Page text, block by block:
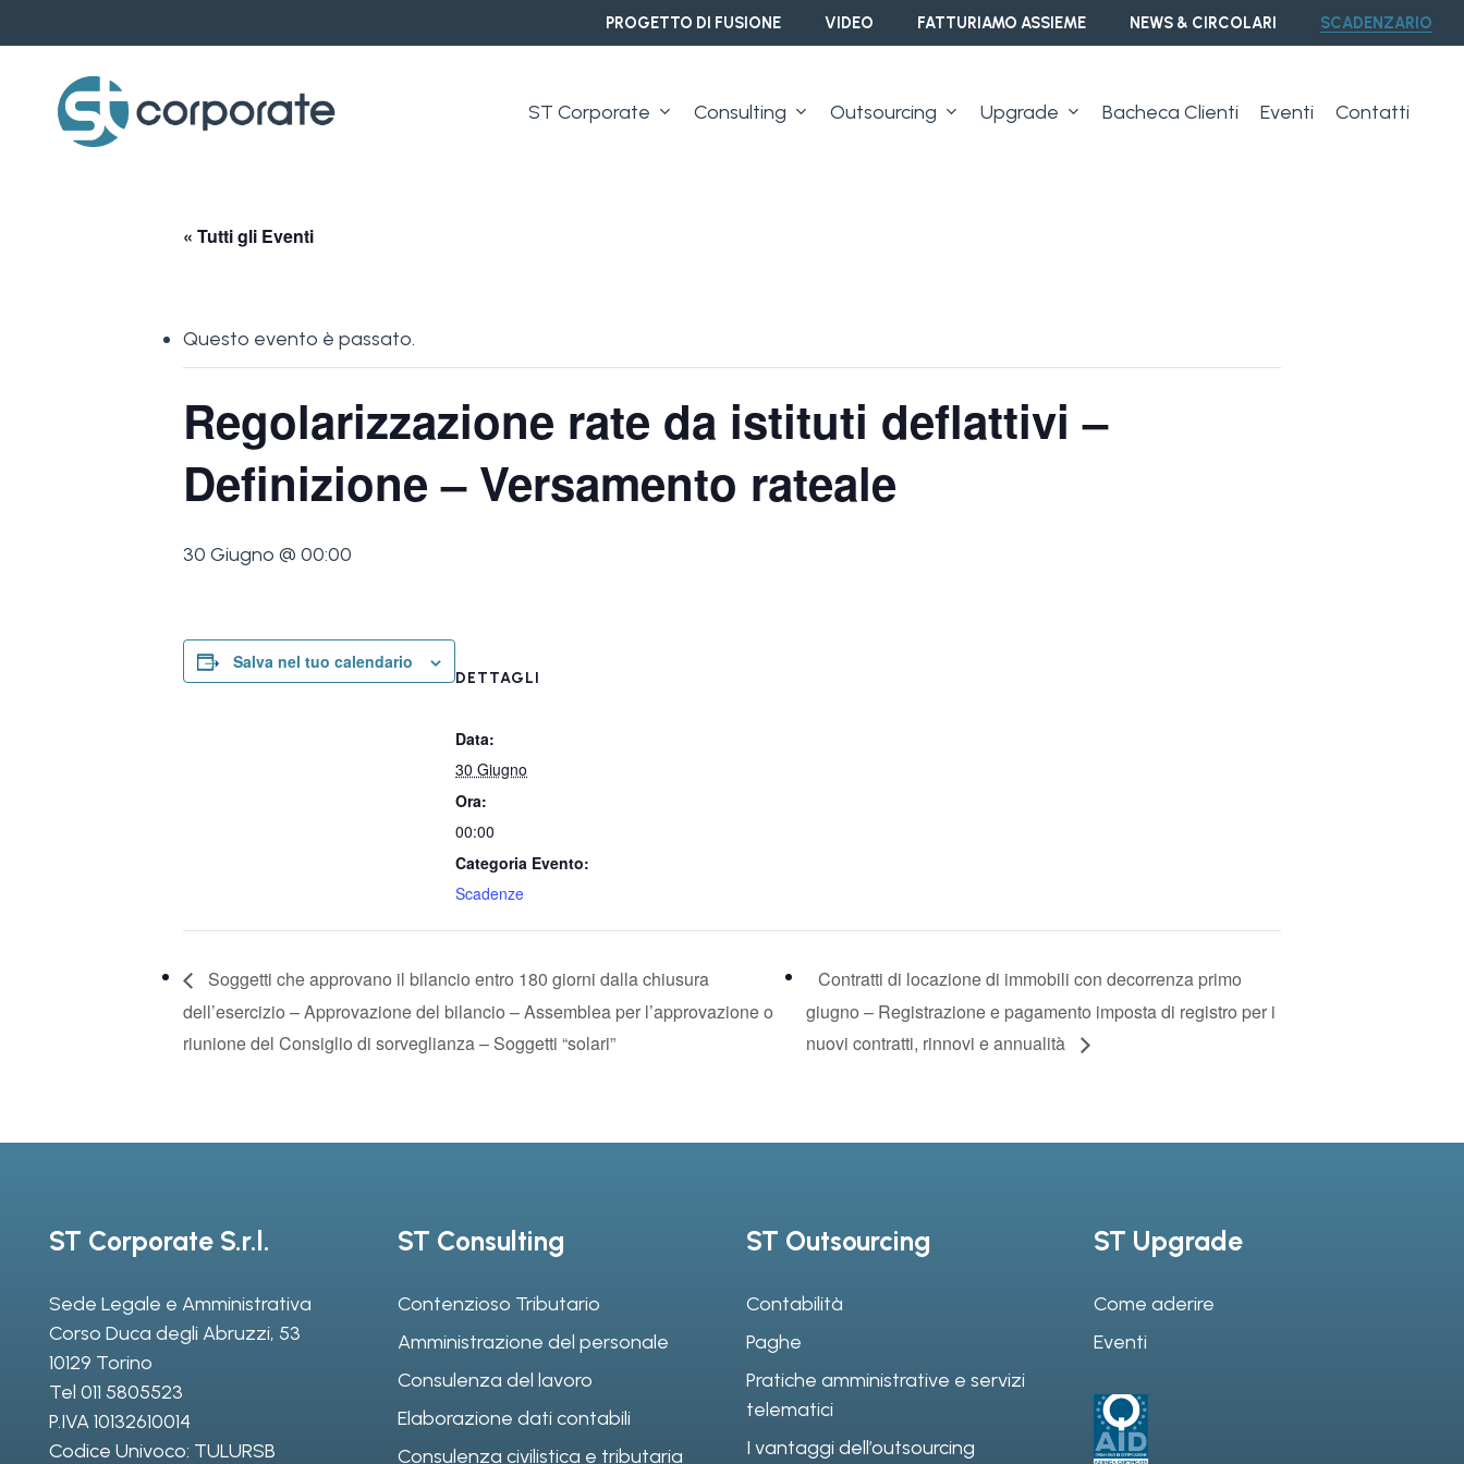
to
content
PROGETTO DI FUSIONE VIDEO FATTURIAMO ASSIEME NEWS & CIRCOLARI SCADENZARIO
ST Corporate Consulting Outsourcing Upgrade Bacheca Clienti Eventi Contatti
« Tutti gli Eventi
Questo evento è passato.
Regolarizzazione rate da istituti deflattivi –
Definizione – Versamento rateale
30 Giugno @ 00:00
Salva nel tuo calendario
DETTAGLI
Data:
30 Giugno
Ora:
00:00
Categoria Evento:
Scadenze
Soggetti che approvano il bilancio entro 180 giorni dalla chiusura
dell’esercizio – Approvazione del bilancio – Assemblea per l’approvazione o
riunione del Consiglio di sorveglianza – Soggetti “solari”
Contratti di locazione di immobili con decorrenza primo
giugno – Registrazione e pagamento imposta di registro per i
nuovi contratti, rinnovi e annualità
ST Corporate S.r.l.
Sede Legale e Amministrativa
Corso Duca degli Abruzzi, 53
10129 Torino
Tel 011 5805523
P.IVA 10132610014
Codice Univoco: TULURSB
ST Consulting
Contenzioso Tributario
Amministrazione del personale
Consulenza del lavoro
Elaborazione dati contabili
Consulenza civilistica e tributaria
ST Outsourcing
Contabilità
Paghe
Pratiche amministrative e servizi
telematici
I vantaggi dell’outsourcing
ST Upgrade
Come aderire
Eventi